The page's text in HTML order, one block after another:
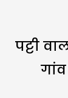
पट्टी